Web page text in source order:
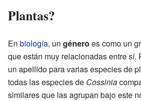
Plantas?
En biología, un género es como un
que están muy relacionadas entre sí.
un apellido para varias especies de
todas las especies de Cossinia
similares que las agrupan bajo este